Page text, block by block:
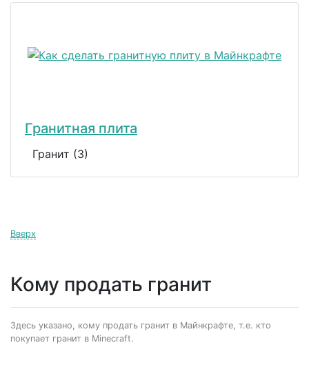
Гранитная плита
Гранит (3)
Вверх
Кому продать гранит
Здесь указано, кому продать гранит в Майнкрафте, т.е. кто
покупает гранит в Minecraft.